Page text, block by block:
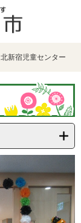
北新宿児童センター